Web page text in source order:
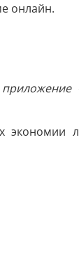
онлайн.